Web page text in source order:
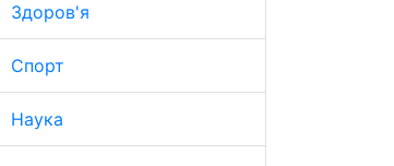
Здоров'я
Спорт
Наука